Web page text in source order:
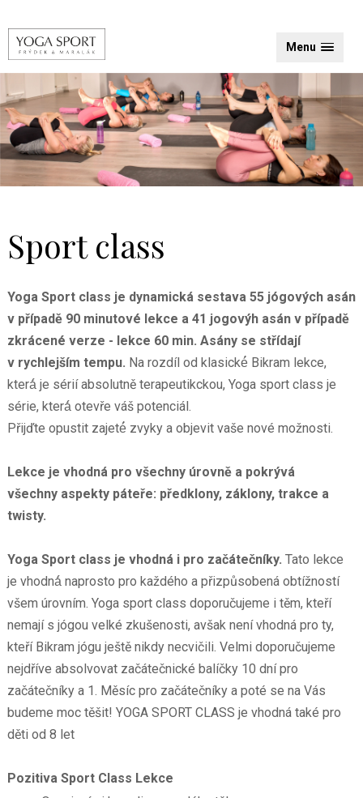
Menu
Sport class
Yoga Sport class je dynamická sestava 55 jógových asán
v případě 90 minutové lekce a 41 jogovýh asán v případě
zkrácené verze - lekce 60 min. Asány se střídají
v rychlejším tempu. Na rozdíl od klasické́ Bikram lekce,
která́ je sérií absolutně terapeutikckou, Yoga sport class je
série, která́ otevře váš potenciál.
Přijďte opustit zajeté́ zvyky a objevit vaše nové možnosti.
Lekce je vhodná pro všechny úrovně a pokrývá
všechny aspekty páteře: předklony, záklony, trakce a
twisty.
Yoga Sport class je vhodná i pro začátečníky. Tato lekce
je vhodná́ naprosto pro každého a přizpůsobená obtížností
všem úrovním. Yoga sport class doporučujeme i těm, kteří
nemají s jógou velké zkušenosti, avšak není vhodná pro ty,
kteří Bikram jógu ještě nikdy necvičili. Velmi doporučujeme
nejdříve absolvovat začátečnické balíčky 10 dní pro
začátečníky a 1. Měsíc pro začátečníky a poté se na Vás
budeme moc těšit! YOGA SPORT CLASS je vhodná také pro
děti od 8 let
Pozitiva Sport Class Lekce